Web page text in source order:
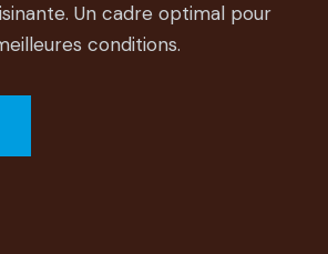
Un cadre optimal pour
conditions.